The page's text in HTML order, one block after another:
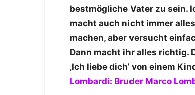
bestmögliche Vater zu sein.
macht auch nicht immer
machen, aber versucht
Dann macht ihr alles richtig.
‚Ich liebe dich‘ von einem
Lombardi: Bruder Marco